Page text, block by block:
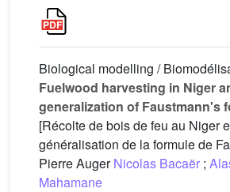
Biological modelling /
Fuelwood harvesting in Niger
generalization of Faustmann's
[Récolte de bois de feu au Niger
généralisation de la formule de
Pierre AugerNicolas Bacaër ;
Mahamane